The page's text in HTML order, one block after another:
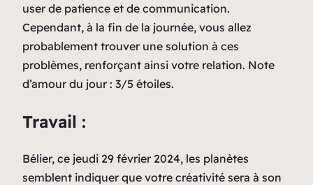
user de patience et de communication.
Cependant, à la fin de la journée, vous allez
probablement trouver une solution à ces
problèmes, renforçant ainsi votre relation. Note
d’amour du jour : 3/5 étoiles.
Travail :
Bélier, ce jeudi 29 février 2024, les planètes
semblent indiquer que votre créativité sera à son